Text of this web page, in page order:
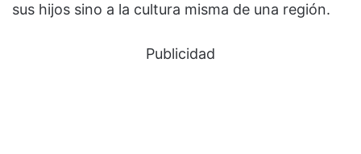
sus hijos sino a la cultura misma de una región.
Publicidad